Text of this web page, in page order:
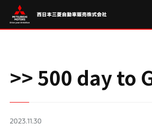
>> 500 day to
2023.11.30